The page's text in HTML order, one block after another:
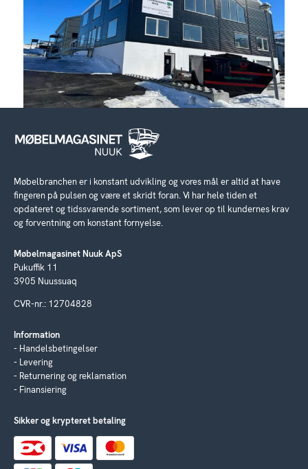
Møbelbranchen er i konstant udvikling og vores mål er altid at have
fingeren på pulsen og være et skridt foran. Vi har hele tiden et
opdateret og tidssvarende sortiment, som lever op til kundernes krav
og forventning om konstant fornyelse.
Møbelmagasinet Nuuk ApS
Pukuffik 11
3905 Nuussuaq
CVR-nr.: 12704828
Information
Handelsbetingelser
Levering
Returnering og reklamation
Finansiering
Sikker og krypteret betaling